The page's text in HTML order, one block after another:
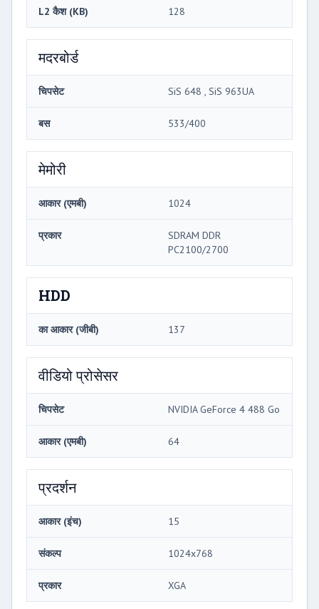
L2 कैश (KB) 128
मदरबोर्ड
चिपसेट SiS 648 , SiS 963UA
बस 533/400
मेमोरी
आकार (एमबी) 1024
प्रकार
SDRAM DDR
PC2100/2700
HDD
का आकार (जीबी) 137
वीडियो प्रोसेसर
चिपसेट NVIDIA GeForce 4 488 Go
आकार (एमबी) 64
प्रदर्शन
आकार (इंच) 15
संकल्प 1024x768
प्रकार XGA